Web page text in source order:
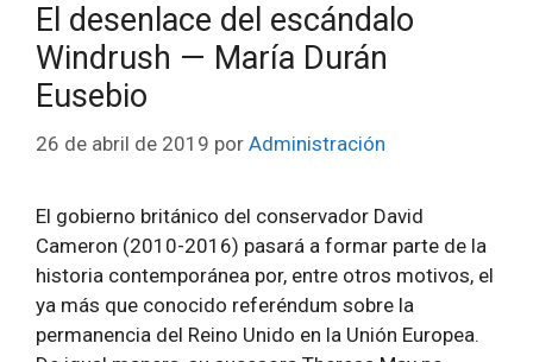
El desenlace del escándalo
Windrush — María Durán
Eusebio
26 de abril de 2019 por Administración
El gobierno británico del conservador David
Cameron (2010-2016) pasará a formar parte de la
historia contemporánea por, entre otros motivos, el
ya más que conocido referéndum sobre la
permanencia del Reino Unido en la Unión Europea.